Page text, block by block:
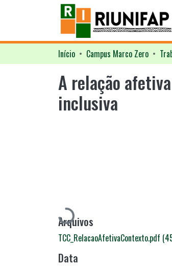
Início Campus Marco Zero
A relação
inclusiva
Carregando...
Arquivos
TCC_RelacaoAfetivaContexto.pdf
Data